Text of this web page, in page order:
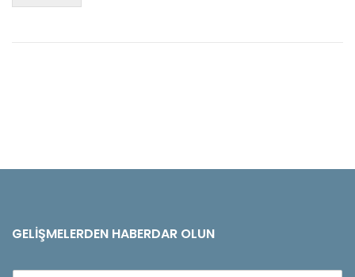
GELIŞMELERDEN HABERDAR OLUN